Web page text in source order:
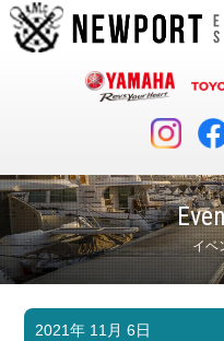
イベ
マリンクラブ
マリンライフを堪能したい！
2021年 11月 6日